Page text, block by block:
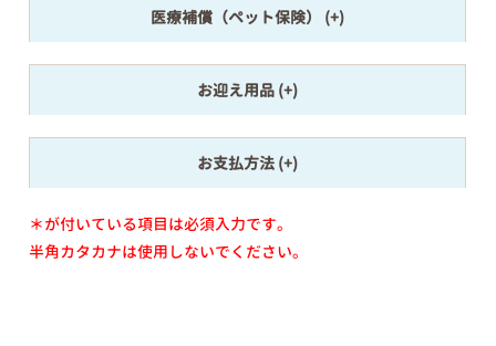
医療補償（ペット保険）
お迎え用品
お支払方法
＊が付いている項目は必須入力です。
半角カタカナは使用しないでください。